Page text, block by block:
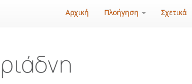
Αρχική Πλοήγηση Σχετικά